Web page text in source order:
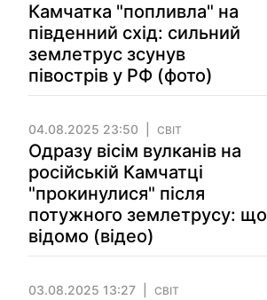
Камчатка "попливла" на
південний схід: сильний
землетрус зсунув
півострів у РФ (фото)
04.08.2025 23:50 СВІТ
Одразу вісім вулканів на
російській Камчатці
"прокинулися" після
потужного землетрусу: що
відомо (відео)
03.08.2025 13:27 СВІТ